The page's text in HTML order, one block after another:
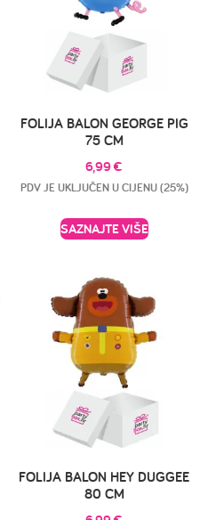
FOLIJA BALON GEORGE PIG
75 CM
6,99€
PDV JE UKLJUČEN U CIJENU (25%)
SAZNAJTE VIŠE
FOLIJA BALON HEY DUGGEE
80 CM